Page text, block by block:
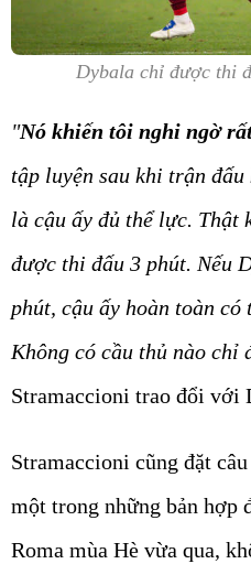
Dybala chỉ được thi
"Nó khiến tôi nghi ngờ
tập luyện sau khi trận
là cậu ấy đủ thể lực. Thật
được thi đấu 3 phút. Nếu
phút, cậu ấy hoàn toàn có
Không có cầu thủ nào chỉ
Stramaccioni trao đổi với
Stramaccioni cũng đặt
một trong những bản hợp
Roma mùa Hè vừa qua,